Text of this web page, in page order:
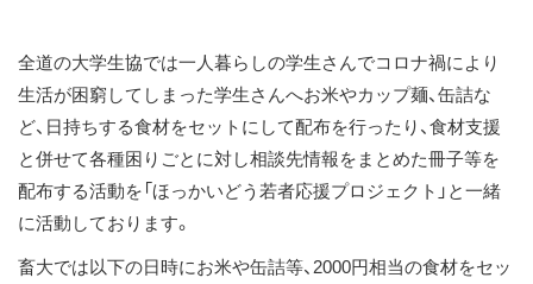
全道の大学生協では一人暮らしの学生さんでコロナ禍により
生活が困窮してしまった学生さんへお米やカップ麺、缶詰な
ど、日持ちする食材をセットにして配布を行ったり、食材支援
と併せて各種困りごとに対し相談先情報をまとめた冊子等を
配布する活動を「ほっかいどう若者応援プロジェクト」と一緒
に活動しております。
畜大では以下の日時にお米や缶詰等、2000円相当の食材をセッ